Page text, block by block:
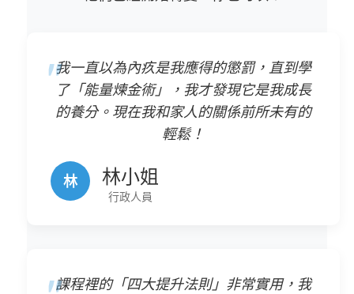
我一直以為內疚是我應得的懲罰，直到學
了「能量煉金術」，我才發現它是我成長
的養分。現在我和家人的關係前所未有的
輕鬆！
林 林小姐
行政人員
課程裡的「四大提升法則」非常實用，我